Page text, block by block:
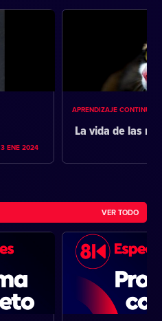
3 ENE 2024
APRENDIZAJE CONTINUO
La vida de las
VER TODO